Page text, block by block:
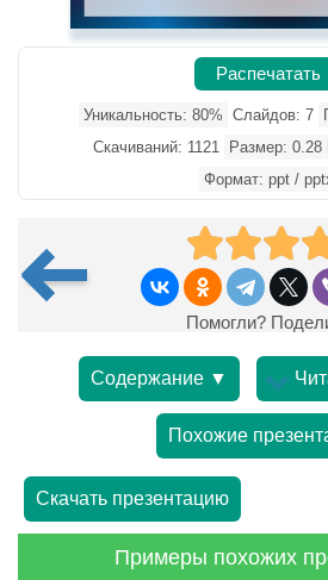
Распечатать
Уникальность: 80% Слайдов: 7
Скачиваний: 1121
Размер: 0.28
Формат: ppt /
Помогли?
Содержание ▼
Похожие
Скачать презентацию
Примеры похожих